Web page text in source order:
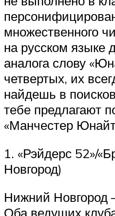
множественного
на русском языке
аналога слову
четвертых, их
найдешь в
тебе предлагают
«Манчестер
1. «Рэйдерс 52»/
Новгород)
Нижний Новгород
Оба ведущих